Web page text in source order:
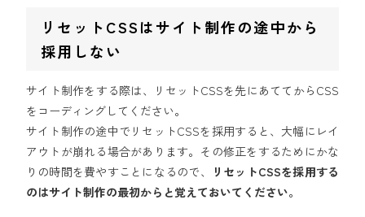
リセットCSSはサイト制作の途中から
採用しない
サイト制作をする際は、リセットCSSを先にあててからCSS
をコーディングしてください。
サイト制作の途中でリセットCSSを採用すると、大幅にレイ
アウトが崩れる場合があります。その修正をするためにかな
りの時間を費やすことになるので、
リセットCSSを採用する
のはサイト制作の最初からと覚えておいてください。